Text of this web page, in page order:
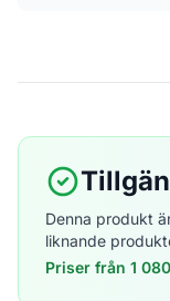
Denna produkt
liknande
Priser från 1